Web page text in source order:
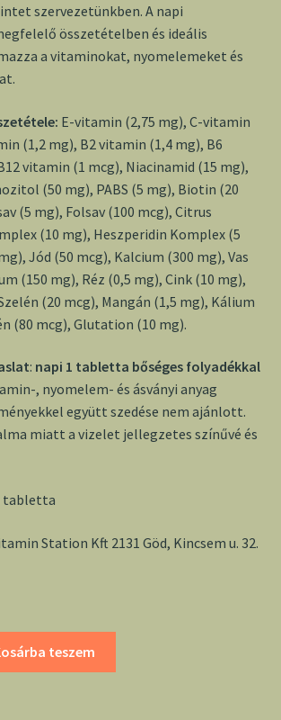
szervezetünkben. A napi
összetételben és ideális
a vitaminokat, nyomelemeket és
E-vitamin (2,75 mg), C-vitamin
(1,2 mg), B2 vitamin (1,4 mg), B6
vitamin (1 mcg), Niacinamid (15 mg),
(50 mg), PABS (5 mg), Biotin (20
(5 mg), Folsav (100 mcg), Citrus
(10 mg), Heszperidin Komplex (5
Jód (50 mcg), Kalcium (300 mg), Vas
(150 mg), Réz (0,5 mg), Cink (10 mg),
(20 mcg), Mangán (1,5 mg), Kálium
(80 mcg), Glutation (10 mg).
: napi 1 tabletta bőséges folyadékkal
, nyomelem- és ásványi anyag
együtt szedése nem ajánlott.
miatt a vizelet jellegzetes színűvé és
tabletta
Station Kft 2131 Göd, Kincsem u. 32.
teszem